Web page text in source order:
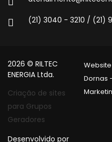
(21) 3040 - 3210 / (21)
2026 © RILTEC
ENERGIA Ltda.
Criação de sites
para Grupos
Geradores
Desenvolvido por
Dornas